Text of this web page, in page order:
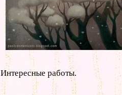
Интересные работы.